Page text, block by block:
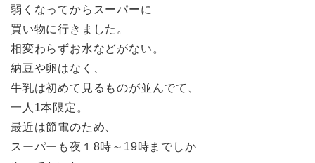
弱くなってからスーパーに
買い物に行きました。
相変わらずお水などがない。
納豆や卵はなく、
牛乳は初めて見るものが並んでて、
一人1本限定。
最近は節電のため、
スーパーも夜１8時～19時までしか